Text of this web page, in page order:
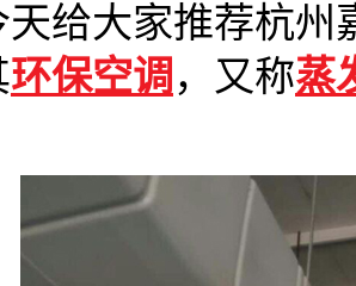
天给大家推荐杭
环保空调 ，又称蒸